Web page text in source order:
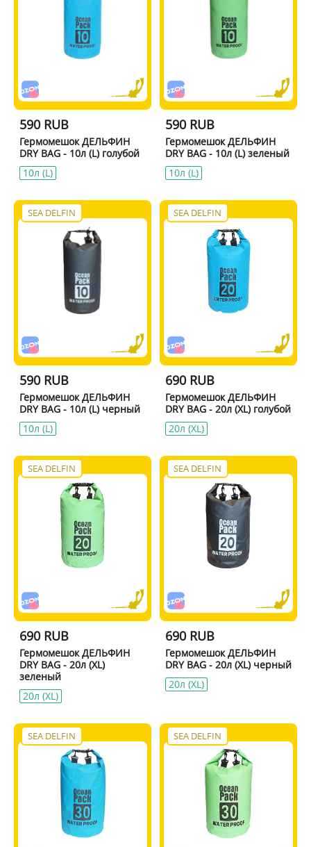
590 RUB
Гермомешок ДЕЛЬФИН
DRY BAG - 10л (L) голубой
10л (L)
590 RUB
Гермомешок ДЕЛЬФИН
DRY BAG - 10л (L) зеленый
10л (L)
SEA DELFIN
590 RUB
Гермомешок ДЕЛЬФИН
DRY BAG - 10л (L) черный
10л (L)
SEA DELFIN
690 RUB
Гермомешок ДЕЛЬФИН
DRY BAG - 20л (XL) голубой
20л (XL)
SEA DELFIN
690 RUB
Гермомешок ДЕЛЬФИН
DRY BAG - 20л (XL)
зеленый
20л (XL)
SEA DELFIN
690 RUB
Гермомешок ДЕЛЬФИН
DRY BAG - 20л (XL) черный
20л (XL)
SEA DELFIN SEA DELFIN